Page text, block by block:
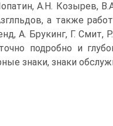
А.Н. Козырев,
а также
А. Брукинг, Г.
подробно и
знаки, знаки